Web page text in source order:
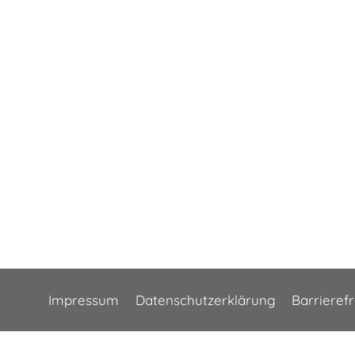
Impressum Datenschutzerklärung